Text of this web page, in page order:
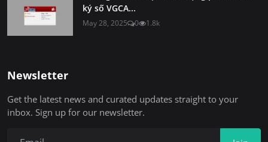
ký số VGCA...
May 28, 2025 0 1.8k
Newsletter
Get the latest news and curated updates straight to your
inbox. Sign up for our newsletter.